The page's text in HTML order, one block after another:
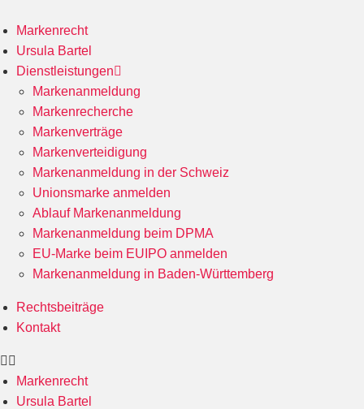
Markenrecht
Ursula Bartel
Dienstleistungen
Markenanmeldung
Markenrecherche
Markenverträge
Markenverteidigung
Markenanmeldung in der Schweiz
Unionsmarke anmelden
Ablauf Markenanmeldung
Markenanmeldung beim DPMA
EU-Marke beim EUIPO anmelden
Markenanmeldung in Baden-Württemberg
Rechtsbeiträge
Kontakt
Markenrecht
Ursula Bartel